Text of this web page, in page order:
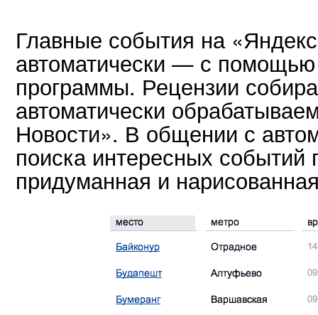
Главные события на
автоматически — с
программы. Рецензии
автоматически
Новости». В общении с
поиска интересных событий
придуманная и